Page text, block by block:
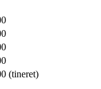
(tineret)